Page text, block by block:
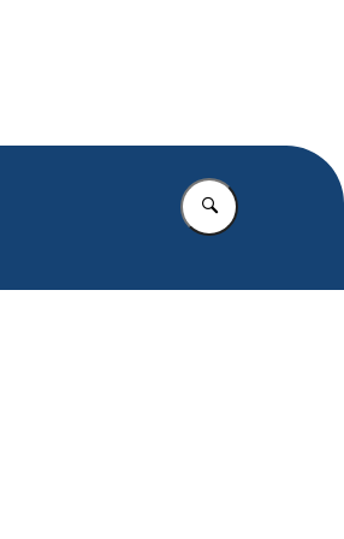
Vul in wat u